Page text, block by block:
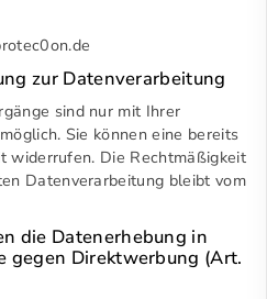
zur Datenverarbeitung
sind nur mit Ihrer
Sie können eine bereits
widerrufen. Die Rechtmäßigkeit
Datenverarbeitung bleibt vom
die Datenerhebung in
gegen Direktwerbung (Art.